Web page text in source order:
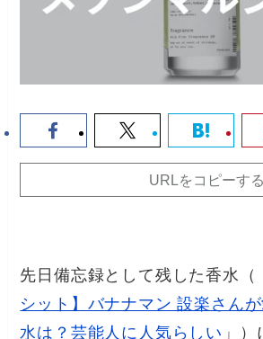
URLをコピーする
先日備忘録として残した香水（
シット】バナナマン 設楽さん
水は？芸能人に人気らしい 」